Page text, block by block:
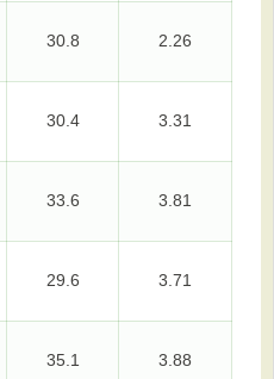
30.8 2.26
30.4 3.31
33.6 3.81
29.6 3.71
35.1 3.88